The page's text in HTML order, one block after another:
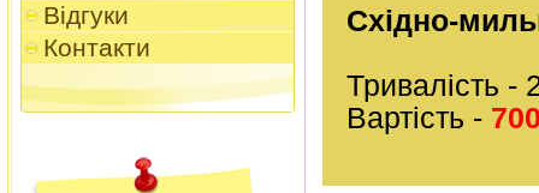
Відгуки
Контакти
Східно-
Тривалість -
Вартість -